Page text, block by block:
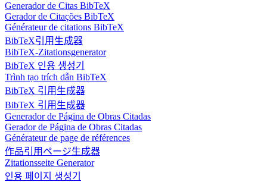
Generador de Citas BibTeX
Gerador de Citações BibTeX
Générateur de citations BibTeX
BibTeX引用生成器
BibTeX-Zitationsgenerator
BibTeX 인용 생성기
Trình tạo trích dẫn BibTeX
BibTeX 引用生成器
BibTeX 引用生成器
Generador de Página de Obras Citadas
Gerador de Página de Obras Citadas
Générateur de page de références
作品引用ページ生成器
Zitationsseite Generator
인용 페이지 생성기